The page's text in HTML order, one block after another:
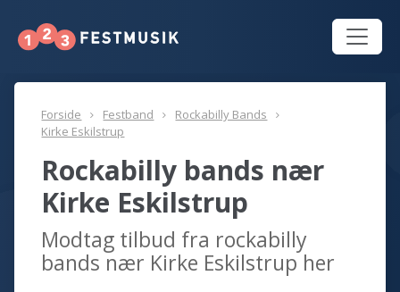
Forside Festband
Rockabilly Bands
Kirke Eskilstrup
Rockabilly bands nær
Kirke Eskilstrup
Modtag tilbud fra rockabilly
bands nær Kirke Eskilstrup her